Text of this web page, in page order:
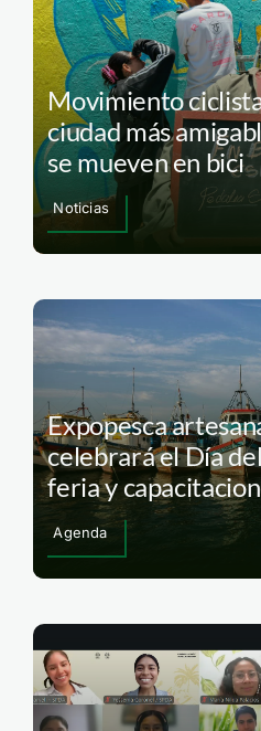
Movimiento
ciudad más
se mueven en bici
Noticias
Expopesca
celebrará el Día
feria y
Agenda